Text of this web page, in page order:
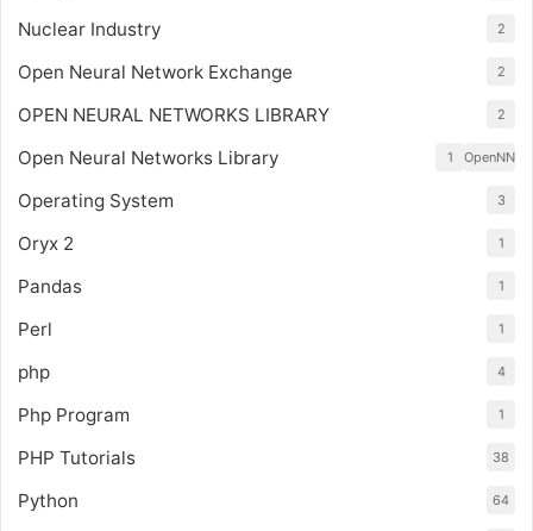
Nuclear Industry 2
Open Neural Network Exchange 2
OPEN NEURAL NETWORKS LIBRARY 2
Open Neural Networks Library OpenNN
1
Operating System 3
Oryx 2 1
Pandas 1
Perl 1
php 4
Php Program 1
PHP Tutorials 38
Python 64